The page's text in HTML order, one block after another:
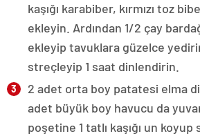
kaşığı karabiber, kırmızı toz
ekleyin. Ardından 1/2 çay
ekleyip tavuklara güzelce
streçleyip 1 saat dinlendirin.
2 adet orta boy patatesi elma
adet büyük boy havucu da
poşetine 1 tatlı kaşığı un